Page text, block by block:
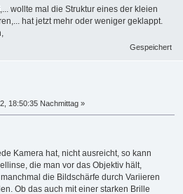
wollte mal die Struktur eines der kleien
hat jetzt mehr oder weniger geklappt.
Gespeichert
18:50:35 Nachmittag »
Kamera hat, nicht ausreicht, so kann
die man vor das Objektiv hält,
die Bildschärfe durch Variieren
Ob das auch mit einer starken Brille